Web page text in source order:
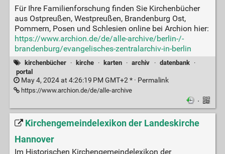
Für Ihre Familienforschung finden Sie Kirchenbücher
aus Ostpreußen, Westpreußen, Brandenburg Ost,
Pommern, Posen und Schlesien online bei Archion hier:
https://www.archion.de/de/alle-archive/berlin-/-
brandenburg/evangelisches-zentralarchiv-in-berlin
kirchenbücher · kirche · karten · archiv · datenbank
·
portal
May 4, 2024 at 4:26:19 PM GMT+2 * · Permalink
https://www.archion.de/de/alle-archive
·
Kirchengemeindelexikon der Landeskirche
Hannover
Im Historischen Kirchengemeindelexikon der